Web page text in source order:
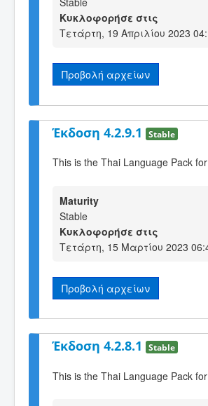
Κυκλοφορήσε στις
Τετάρτη, 19 Απριλίου 2023
Προβολή αρχείων
Έκδοση 4.2.9.1 Stable
This is the Thai Language Pack
Maturity
Stable
Κυκλοφορήσε στις
Τετάρτη, 15 Μαρτίου 2023
Προβολή αρχείων
Έκδοση 4.2.8.1 Stable
This is the Thai Language Pack